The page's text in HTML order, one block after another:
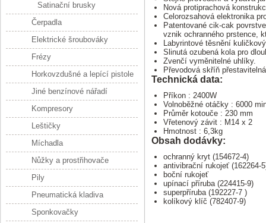
Nová protiprachová
Celorozsahová elektronika
Patentované cik-cak
vznik ochranného prstence,
Labyrintové těsnění
Slinutá ozubená kola pro
Zvenčí vyměnitelné uhlíky.
Převodová skříň
Technická data:
Příkon : 2400W
Volnoběžné otáčky : 6000
Průměr kotouče : 230 mm
Vřetenový závit : M14 x 2
Hmotnost : 6,3kg
Obsah dodávky:
ochranný kryt (154672-4)
antivibrační rukojeť (162264-
boční rukojeť
upínací příruba (224415-9)
superpříruba (192227-7 )
kolíkový klíč (782407-9)
Satinační brusky
Čerpadla
Elektrické šroubováky
Frézy
Horkovzdušné a lepící pistole
Jiné benzínové nářadí
Kompresory
Leštičky
Míchadla
Nůžky a prostřihovače
Pily
Pneumatická kladiva
Sponkovačky